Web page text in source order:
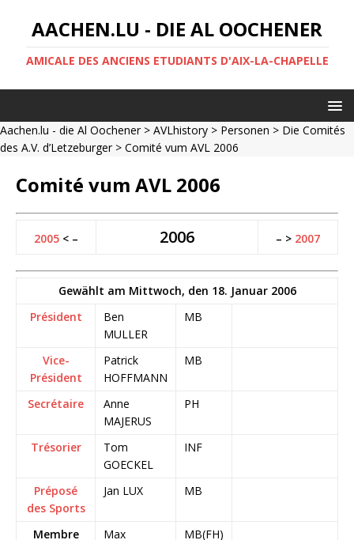
AACHEN.LU - DIE AL OOCHENER
AMICALE DES ANCIENS ETUDIANTS D'AIX-LA-CHAPELLE
Aachen.lu - die Al Oochener> AVLhistory > Personen > Die Comités
des A.V. d’Letzeburger> Comité vum AVL 2006
Comité vum AVL 2006
2005 < – 2006 – > 2007
Gewählt am Mittwoch, den 18. Januar 2006
Président
Ben
MULLER
MB
Vice-
Président
Patrick
HOFFMANN
MB
Secrétaire
Anne
MAJERUS
PH
Trésorier
Tom
GOECKEL
INF
Préposé
des Sports
Jan LUX MB
Membre
Max
MB(FH)